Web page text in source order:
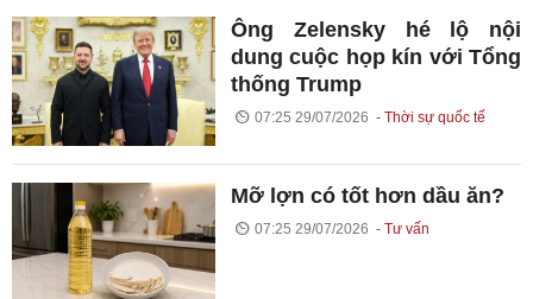
Ông Zelensky hé lộ nội
dung cuộc họp kín với Tổng
thống Trump
07:25 29/07/2026 Thời sự quốc tế
Mỡ lợn có tốt hơn dầu ăn?
07:25 29/07/2026 Tư vấn